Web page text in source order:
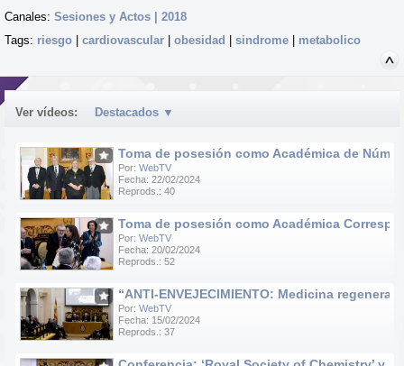
Canales: Sesiones y Actos | 2018
Tags: riesgo | cardiovascular | obesidad | sindrome | metabolico
Ver vídeos: Destacados ▼
Toma de posesión como Académica de
Por: WebTV
Fecha: 22/02/2024
Reprods.: 40
Toma de posesión como Académica
Por: WebTV
Fecha: 20/02/2024
Reprods.: 52
“ANTI-ENVEJECIMIENTO: Medicina
Por: WebTV
Fecha: 15/02/2024
Reprods.: 37